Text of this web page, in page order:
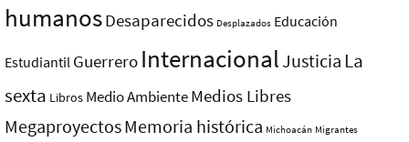
humanosDesaparecidos Desplazados Educación
Estudiantil Guerrero InternacionalJusticia La
sexta Libros Medio AmbienteMedios Libres
MegaproyectosMemoria histórica Michoacán Migrantes